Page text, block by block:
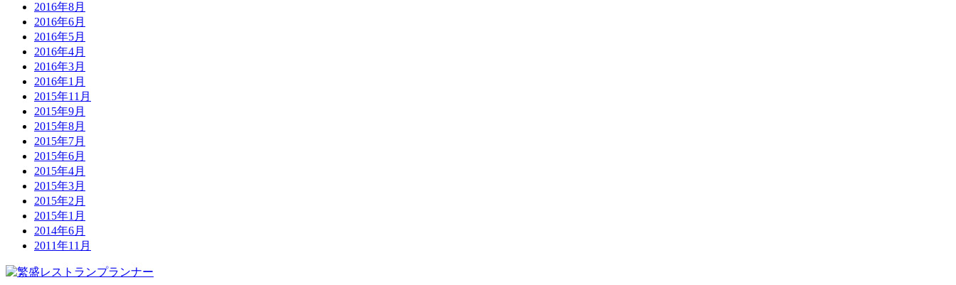
2016年8月
2016年6月
2016年5月
2016年4月
2016年3月
2016年1月
2015年11月
2015年9月
2015年8月
2015年7月
2015年6月
2015年4月
2015年3月
2015年2月
2015年1月
2014年6月
2011年11月